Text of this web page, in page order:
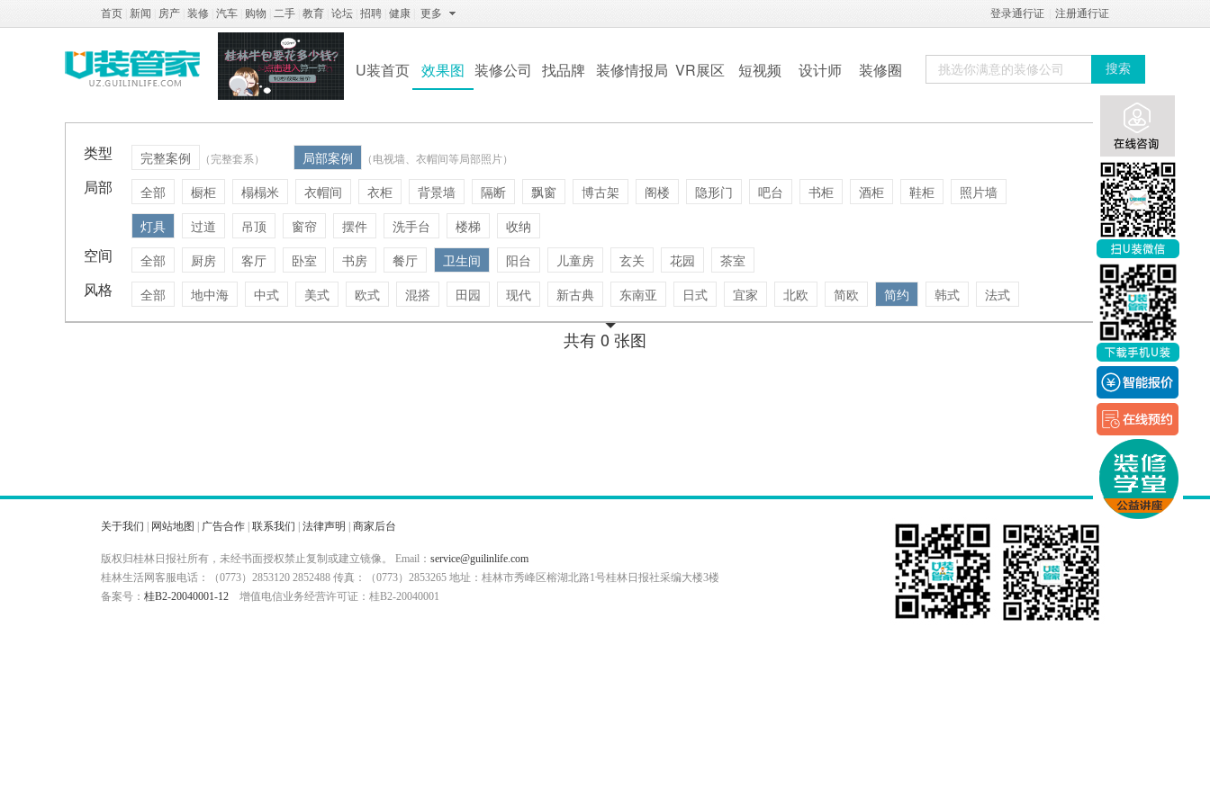
注册通行证
登录通行证
首页 新闻 房产 装修 汽车 购物 二手 教育 论坛 招聘 健康 更多
U装首页 效果图 装修公司 找品牌 装修情报局 VR展区 短视频 设计师 装修圈 搜索
类型 完整案例 （完整套系） 局部案例 （电视墙、衣帽间等局部照片）
局部 全部 橱柜 榻榻米 衣帽间 衣柜 背景墙 隔断 飘窗 博古架 阁楼 隐形门 吧台 书柜 酒柜 鞋柜
照片墙
灯具
过道 吊顶 窗帘 摆件 洗手台 楼梯 收纳
空间 全部 厨房 客厅 卧室 书房 餐厅 卫生间 阳台 儿童房 玄关 花园 茶室
风格 全部 地中海 中式 美式 欧式 混搭 田园 现代 新古典 东南亚 日式 宜家 北欧 简欧 简约 韩式 法式
共有 0 张图
关于我们 网站地图 广告合作 联系我们 法律声明 商家后台
版权归桂林日报社所有，未经书面授权禁止复制或建立镜像。 Email： service@guilinlife.com
桂林生活网客服电话：（0773）2853120 2852488 传真：（0773）2853265 地址：桂林市秀峰区榕湖北路1号桂林日报社采编大楼3楼
备案号： 桂B2-20040001-12 增值电信业务经营许可证：桂B2-20040001